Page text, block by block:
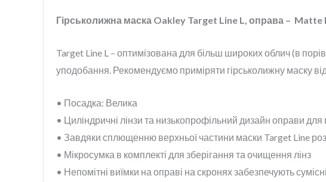
Гірськолижна маска Oakley Target Line L, оправа – Matte
Target Line L – оптимізована для більш широких облич (в
уподобання. Рекомендуємо приміряти гірськолижну маску
• Посадка: Велика
• Циліндричні лінзи та низькопрофільний дизайн оправи
• Завдяки сплющенню верхньої частини маски Target Line
• Мікросумка в комплекті для зберігання та очищення лінз
• Непомітні виїмки на оправі на скронях забезпечують